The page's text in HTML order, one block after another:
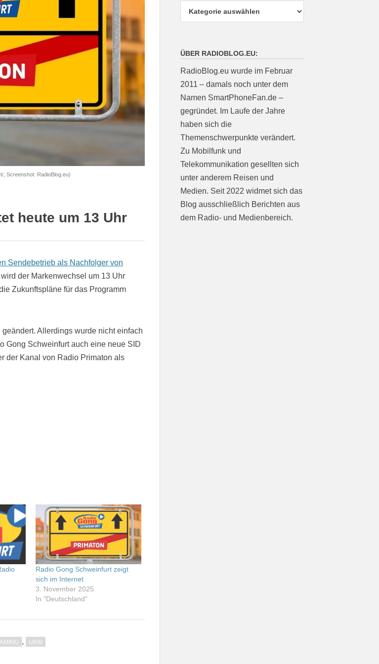
, Screenshot: RadioBlog.eu)
heute um 13 Uhr
Sendebetrieb als Nachfolger von
der Markenwechsel um 13 Uhr
Zukunftspläne für das Programm
Allerdings wurde nicht einfach
Gong Schweinfurt auch eine neue SID
der Kanal von Radio Primaton als
Radio Gong Schweinfurt zeigt
sich im Internet
3. November 2025
In "Deutschland"
, UKW
ÜBER RADIOBLOG.EU:
RadioBlog.eu wurde im Februar
2011 – damals noch unter dem
Namen SmartPhoneFan.de –
gegründet. Im Laufe der Jahre
haben sich die
Themenschwerpunkte verändert.
Zu Mobilfunk und
Telekommunikation gesellten sich
unter anderem Reisen und
Medien. Seit 2022 widmet sich das
Blog ausschließlich Berichten aus
dem Radio- und Medienbereich.